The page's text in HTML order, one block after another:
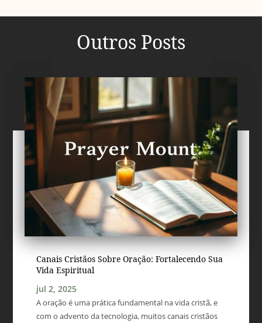
Outros Posts
Canais Cristãos Sobre Oração: Fortalecendo Sua
Vida Espiritual
jul 2, 2025
A oração é uma prática fundamental na vida cristã, e
com o advento da tecnologia, muitos canais cristãos